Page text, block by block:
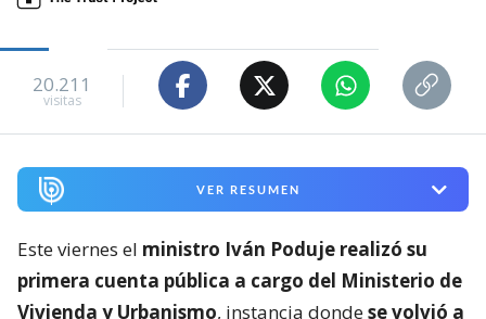
20.211
visitas
VER RESUMEN
Este viernes el ministro Iván Poduje realizó su
primera cuenta pública a cargo del Ministerio de
Vivienda y Urbanismo, instancia dondese volvió a